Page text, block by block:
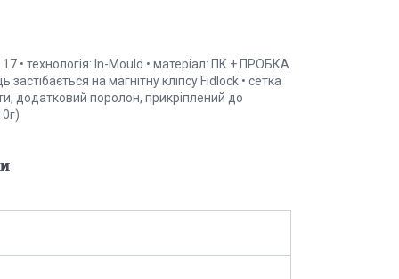
17 • технологія: In-Mould • матеріал: ПК + ПРОБКА
на магнітну кліпсу Fidlock • сетка
додатковий поролон, прикріплений до